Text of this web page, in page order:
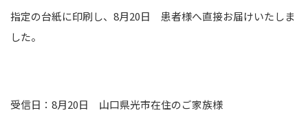
指定の台紙に印刷し、8月20日 患者様へ直接お届けいたしま
した。
受信日：8月20日 山口県光市在住のご家族様